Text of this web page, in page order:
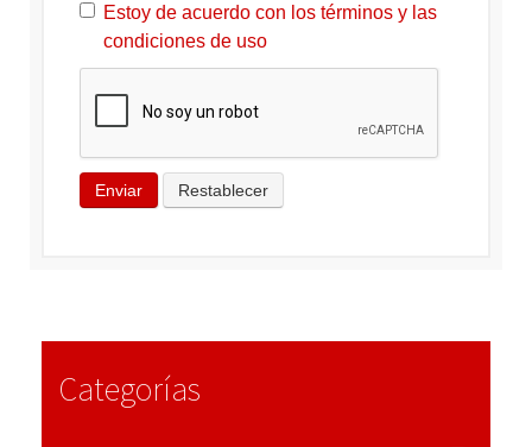
Estoy de acuerdo con los términos y las
condiciones de uso
Enviar Restablecer
Categorías